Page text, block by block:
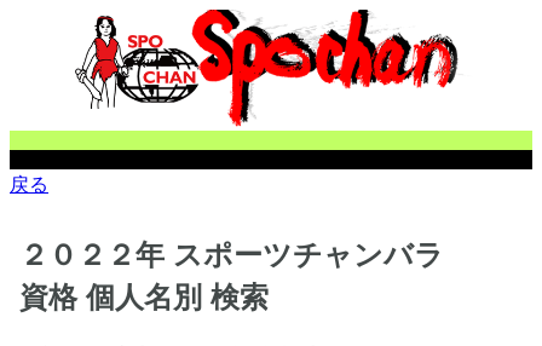
戻る
２０２２年 スポーツチャンバラ
資格 個人名別 検索